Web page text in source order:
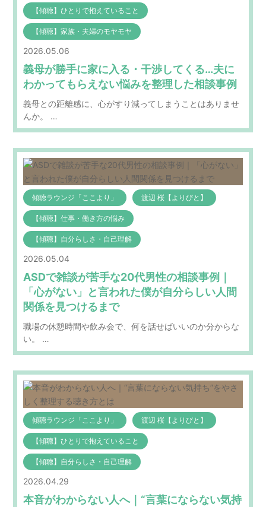
【傾聴】ひとりで抱えていること
【傾聴】家族・夫婦のモヤモヤ
2026.05.06
義母が勝手に家に入る・干渉してくる…夫に
わかってもらえない悩みを整理した相談事例
義母との距離感に、心がすり減ってしまうことはありませ
んか。 …
傾聴ラウンジ「ここより」 渡辺 桜【よりびと】
【傾聴】仕事・働き方の悩み
【傾聴】自分らしさ・自己理解
2026.05.04
ASDで雑談が苦手な20代男性の相談事例｜
「心がない」と言われた僕が自分らしい人間
関係を見つけるまで
職場の休憩時間や飲み会で、何を話せばいいのか分からな
い。 …
傾聴ラウンジ「ここより」 渡辺 桜【よりびと】
【傾聴】ひとりで抱えていること
【傾聴】自分らしさ・自己理解
2026.04.29
本音がわからない人へ｜“言葉にならない気持